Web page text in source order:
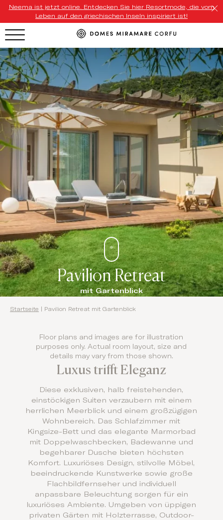
Neema ist jetzt online. Entdecken Sie hier Resortmode, die vom
Leben auf den griechischen Inseln inspiriert ist!
HOTEL MENU
Domes Homepage
Our Resorts
Our Destinations
Our Brands
Signature Concepts
Domes Stories
Contact
Pavilion Retreat
mit Gartenblick
Startseite Pavilion Retreat mit Gartenblick
Floor plans and images are for illustration
purposes only. Actual room layout, size and
details may vary from those shown.
Luxus trifft Eleganz
Diese exklusiven, halb freistehenden,
einstöckigen Suiten verzaubern mit einem
herrlichen Meerblick und einem großzügigen
Wohnbereich. Das Schlafzimmer mit
Kingsize-Bett und das elegante Marmorbad
mit Doppelwaschbecken, Badewanne und
begehbarer Dusche bieten höchsten
Komfort. Luxuriöses Design, stilvolle Möbel,
beeindruckende Kunstwerke sowie große
Flachbildfernseher und individuell
anpassbare Beleuchtung sorgen für ein
luxuriöses Ambiente. Umgeben von üppigen
privaten Gärten mit Holzterrasse, Outdoor-